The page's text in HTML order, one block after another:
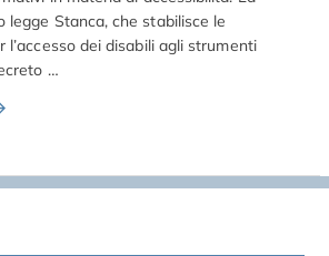
legge Stanca, che stabilisce le
l’accesso dei disabili agli strumenti
…